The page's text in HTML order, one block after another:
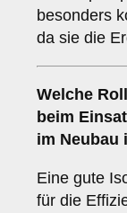
besonders
da sie die
Welche
beim
im Neubau
Eine gute
für die